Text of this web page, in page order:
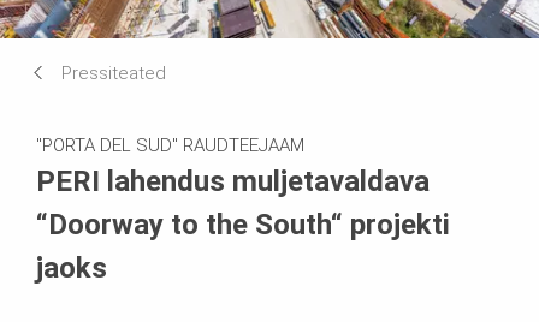
Pressiteated
"PORTA DEL SUD" RAUDTEEJAAM
PERI lahendus muljetavaldava
“Doorway to the South“ projekti
jaoks